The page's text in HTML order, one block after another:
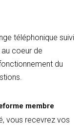
téléphonique suivi
coeur de
du
membre
vous recevrez vos